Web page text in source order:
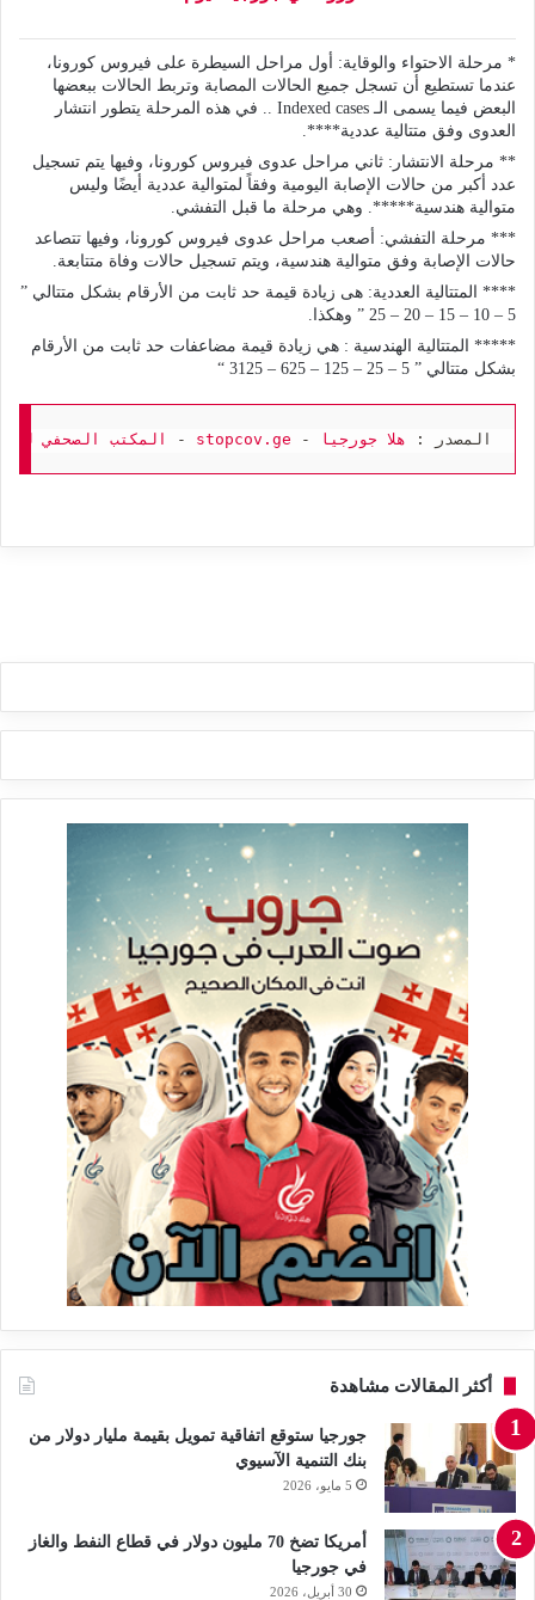
* مرحلة الاحتواء والوقاية: أول مراحل السيطرة على فيروس كورونا،
عندما تستطيع أن تسجل جميع الحالات المصابة وتربط الحالات ببعضها
البعض فيما يسمى الـ Indexed cases .. في هذه المرحلة يتطور انتشار
العدوى وفق متتالية عددية****.
** مرحلة الانتشار: ثاني مراحل عدوى فيروس كورونا، وفيها يتم تسجيل
عدد أكبر من حالات الإصابة اليومية وفقاً لمتوالية عددية أيضًا وليس
متوالية هندسية*****. وهي مرحلة ما قبل التفشي.
*** مرحلة التفشي: أصعب مراحل عدوى فيروس كورونا، وفيها تتصاعد
حالات الإصابة وفق متوالية هندسية، ويتم تسجيل حالات وفاة متتابعة.
**** المتتالية العددية: هى زيادة قيمة حد ثابت من الأرقام بشكل متتالي ”
5 – 10 – 15 – 20 – 25 ” وهكذا.
***** المتتالية الهندسية : هي زيادة قيمة مضاعفات حد ثابت من الأرقام
بشكل متتالي ” 5 – 25 – 125 – 625 – 3125 “
المصدر : هلا جورجيا -
stopcov.ge
- المكتب الصحفي
أكثر المقالات مشاهدة
جورجيا ستوقع اتفاقية تمويل بقيمة مليار دولار من
بنك التنمية الآسيوي
5 مايو، 2026
أمريكا تضخ 70 مليون دولار في قطاع النفط والغاز
في جورجيا
30 أبريل، 2026